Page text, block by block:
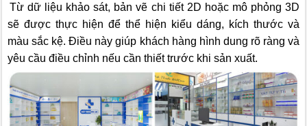
Từ dữ liệu khảo sát, bản vẽ chi tiết 2D hoặc mô phỏng 3D
sẽ được thực hiện để thể hiện kiểu dáng, kích thước và
màu sắc kệ. Điều này giúp khách hàng hình dung rõ ràng và
yêu cầu điều chỉnh nếu cần thiết trước khi sản xuất.